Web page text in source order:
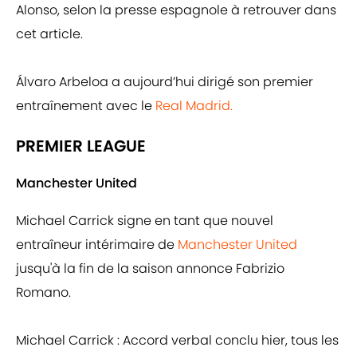
Alonso, selon la presse espagnole à retrouver dans
cet article.
Álvaro Arbeloa a aujourd’hui dirigé son premier
entraînement avec le Real Madrid.
PREMIER LEAGUE
Manchester United
Michael Carrick signe en tant que nouvel
entraîneur intérimaire de Manchester United
jusqu'à la fin de la saison annonce Fabrizio
Romano.
Michael Carrick : Accord verbal conclu hier, tous les